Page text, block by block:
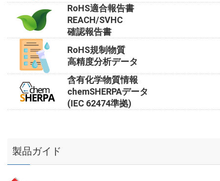
RoHS適合報告書
REACH/SVHC
確認報告書
RoHS規制物質
高精度分析データ
含有化学物質情報
chemSHERPAデータ
(IEC 62474準拠)
製品ガイド